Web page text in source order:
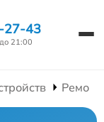
27-43
21:00